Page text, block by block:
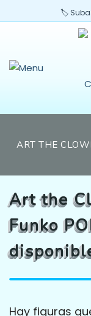
🏷️
ART THE
Art the
Funko
Hay figuras